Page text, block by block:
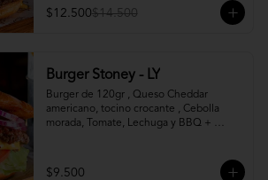
$12.500$14.500
Burger Stoney - LY
Burger de 120gr , Queso Cheddar
americano, tocino crocante , Cebolla
morada, Tomate, Lechuga y BBQ +
$9.500